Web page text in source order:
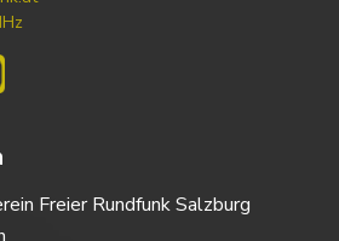
Freier Rundfunk Salzburg